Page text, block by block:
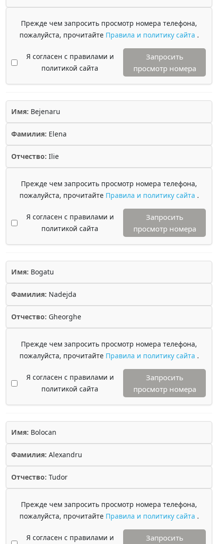
Прежде чем запросить просмотр номера телефона,
пожалуйста, прочитайте Правила и политику сайта .
Я согласен с правилами и
политикой сайта
Запросить
просмотр номера
Имя: Bejenaru
Фамилия: Elena
Отчество: Ilie
Прежде чем запросить просмотр номера телефона,
пожалуйста, прочитайте Правила и политику сайта .
Я согласен с правилами и
политикой сайта
Запросить
просмотр номера
Имя: Bogatu
Фамилия: Nadejda
Отчество: Gheorghe
Прежде чем запросить просмотр номера телефона,
пожалуйста, прочитайте Правила и политику сайта .
Я согласен с правилами и
политикой сайта
Запросить
просмотр номера
Имя: Bolocan
Фамилия: Alexandru
Отчество: Tudor
Прежде чем запросить просмотр номера телефона,
пожалуйста, прочитайте Правила и политику сайта .
Я согласен с правилами и
Запросить